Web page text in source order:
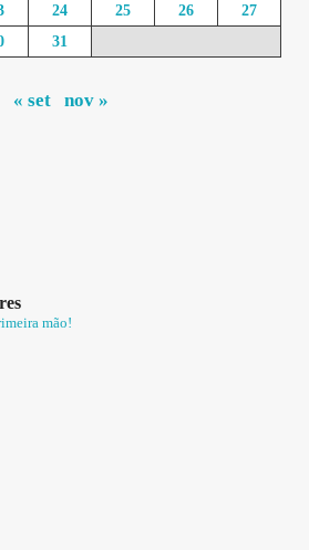
24 25 26
27
31
« set nov »
mão!